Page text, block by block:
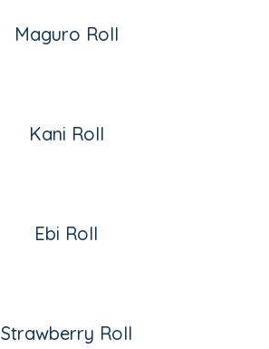
Maguro Roll
Kani Roll
Ebi Roll
Strawberry Roll